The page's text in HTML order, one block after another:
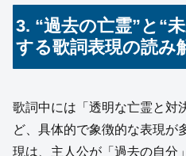
3. “過去の亡霊”と“
する歌詞表現の読み
歌詞中には「透明な亡霊と対
ど、具体的で象徴的な表現が
現は、主人公が「過去の自分